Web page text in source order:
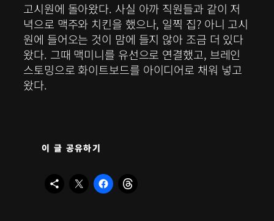
고시원에 돌아왔다. 사실 아까 직원들과 같이 저
녁으로 맥주와 치킨을 했으나, 일찍 집? 아니 고시
원에 들어오는 것이 맘에 들지 않아 조금 더 있다
왔다. 그때 맥미니를 유선으로 연결했고, 브레인
스토밍으로 화이트보드를 아이디어로 채워 넣고
왔다.
이 글 공유하기